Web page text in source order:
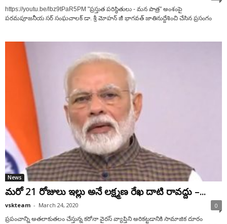
https://youtu.be/lbz9tPaR5PM "ప్రస్తుత పరిస్థితులు - మన పాత్ర" అంశంపై
పరమపూజనీయ సర్ సంఘచాలక్ డా. శ్రీ మోహన్ జీ భాగవత్ జాతినుద్దేశించి చేసిన ప్రసంగం
News
మరో 21 రోజులు ఇల్లు అనే లక్ష్మణ రేఖ దాటి రావద్దు –...
vskteam - March 24, 2020 0
ప్రపంచాన్ని అతలాకుతలం చేస్తున్న కరోనా వైరస్ వ్యాప్తిని అరికట్టడానికి సామాజిక దూరం